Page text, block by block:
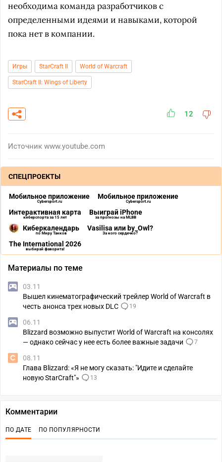
необходима команда разработчиков с
определенными идеями и навыками, которой
пока нет в компании.
Игры StarCraft II World of Warcraft
StarCraft II: Wings of Liberty
12
Источник www.youtube.com
СПЕЦПРОЕКТЫ
Мобильное приложение
Cybersport.ru
Мобильное приложение
Cybersport.ru
Интерактивная карта
киберспорта за 15 лет
Выиграй iPhone
за прогнозы на MLBB
Киберкалендарь
по Миру Танков
Vasilisa или by_Owl?
За кого сердечко?
The International 2026
выбирай фаворита!
Материалы по теме
03.11
Вышел кинематографический трейлер World of Warcraft в
честь анонса трех новых DLC
19
06.11
Blizzard возможно выпустит World of Warcraft на консолях
— однако сейчас у нее есть более важные задачи
7
08.11
Глава Blizzard: «Я не могу сказать: "Идите и сделайте
новую StarCraft"»
13
Комментарии
ПО ДАТЕ ПО ПОПУЛЯРНОСТИ